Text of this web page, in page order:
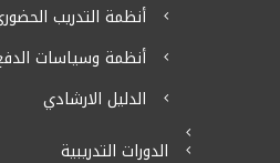
أنظمة التدريب
أنظمة وسياسات
الدليل الارشادي
الدورات التدريبية